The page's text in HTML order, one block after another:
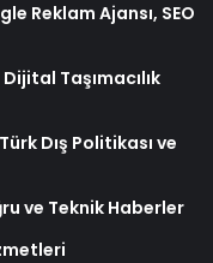
Reklam Ajansı, SEO
Taşımacılık
Dış Politikası ve
ve Teknik Haberler